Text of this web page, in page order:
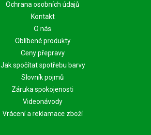
Ochrana osobních údajů
Kontakt
O nás
Oblíbené produkty
Ceny přepravy
Jak spočítat spotřebu barvy
Slovník pojmů
Záruka spokojenosti
Videonávody
Vrácení a reklamace zboží